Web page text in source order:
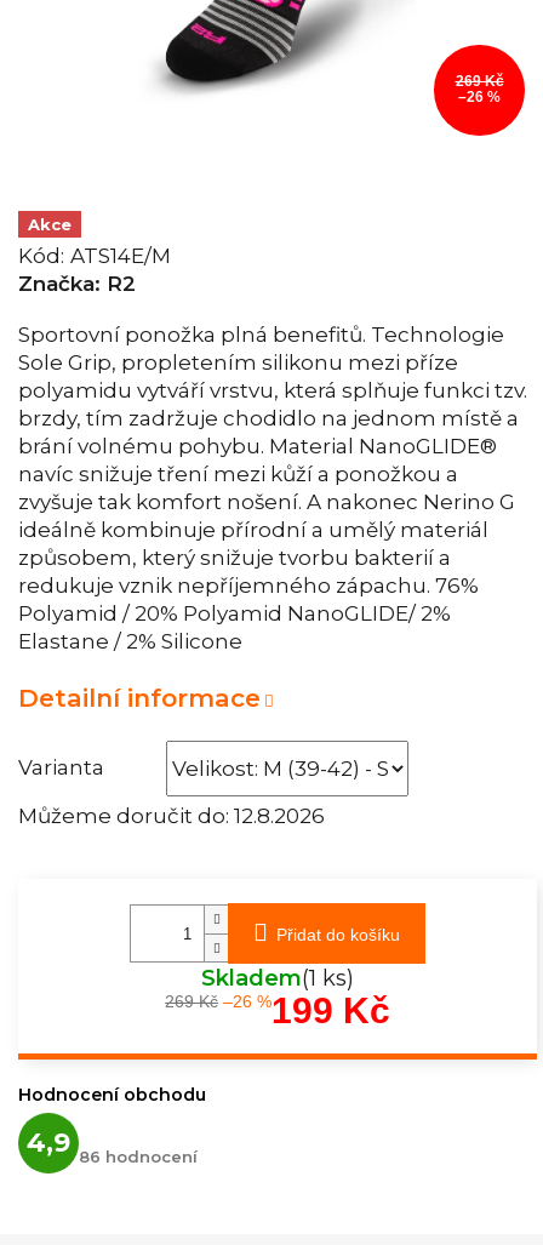
269 Kč
–26 %
Akce
Kód: ATS14E/M
Značka: R2
Varianta
Můžeme doručit do: 12.8.2026
Sportovní ponožka plná benefitů. Technologie
Sole Grip, propletením silikonu mezi příze
polyamidu vytváří vrstvu, která splňuje funkci tzv.
brzdy, tím zadržuje chodidlo na jednom místě a
brání volnému pohybu. Material NanoGLIDE®
navíc snižuje tření mezi kůží a ponožkou a
zvyšuje tak komfort nošení. A nakonec Nerino G
ideálně kombinuje přírodní a umělý materiál
způsobem, který snižuje tvorbu bakterií a
redukuje vznik nepříjemného zápachu. 76%
Polyamid / 20% Polyamid NanoGLIDE/ 2%
Elastane / 2% Silicone
Detailní informace
Přidat do košíku
Skladem(1 ks)
269 Kč –26 %199 KčMěrná
Hodnocení obchodu
4,9 hodnocení
obchodu
86 hodnocení